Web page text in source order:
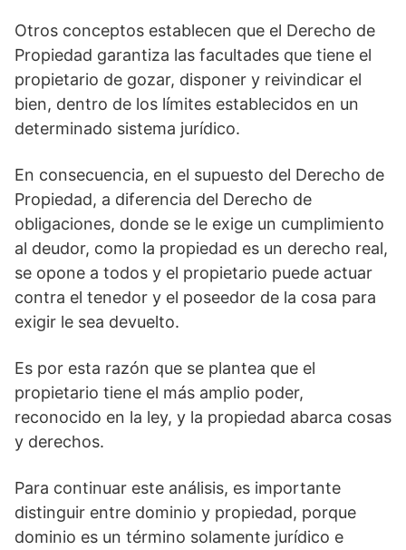
Otros conceptos establecen que el Derecho de
Propiedad garantiza las facultades que tiene el
propietario de gozar, disponer y reivindicar el
bien, dentro de los límites establecidos en un
determinado sistema jurídico.
En consecuencia, en el supuesto del Derecho de
Propiedad, a diferencia del Derecho de
obligaciones, donde se le exige un cumplimiento
al deudor, como la propiedad es un derecho real,
se opone a todos y el propietario puede actuar
contra el tenedor y el poseedor de la cosa para
exigir le sea devuelto.
Es por esta razón que se plantea que el
propietario tiene el más amplio poder,
reconocido en la ley, y la propiedad abarca cosas
y derechos.
Para continuar este análisis, es importante
distinguir entre dominio y propiedad, porque
dominio es un término solamente jurídico e